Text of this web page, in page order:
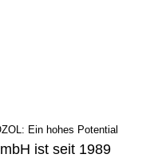
Ein hohes Potential
ist seit 1989